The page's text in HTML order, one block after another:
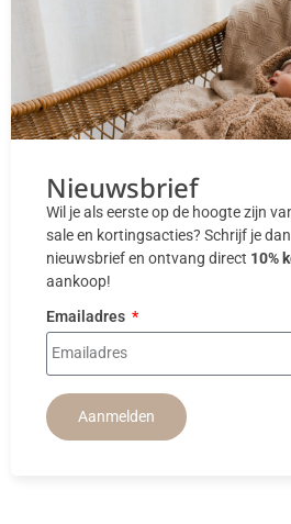
Nieuwsbrief
Wil je als eerste op de hoogte zijn
sale en kortingsacties? Schrijf je
nieuwsbrief en ontvang direct 10%
aankoop!
Emailadres
Aanmelden